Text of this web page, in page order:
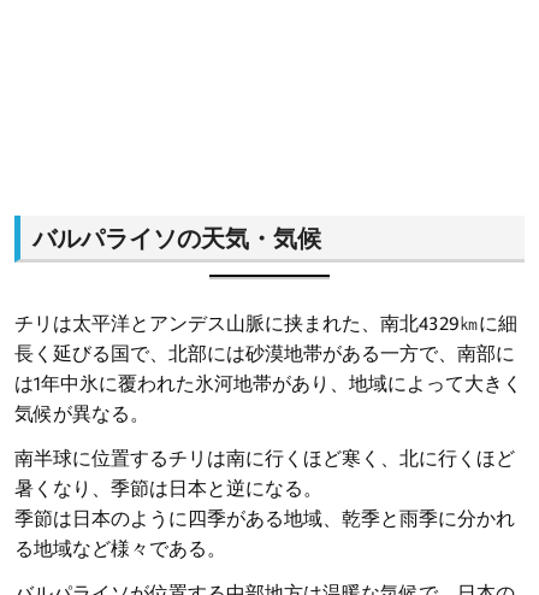
バルパライソの天気・気候
チリは太平洋とアンデス山脈に挟まれた、南北4329㎞に細
長く延びる国で、北部には砂漠地帯がある一方で、南部に
は1年中氷に覆われた氷河地帯があり、地域によって大きく
気候が異なる。
南半球に位置するチリは南に行くほど寒く、北に行くほど
暑くなり、季節は日本と逆になる。
季節は日本のように四季がある地域、乾季と雨季に分かれ
る地域など様々である。